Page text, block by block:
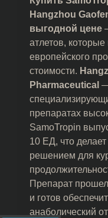
Hangzhou
выгодной цене
атлетов,
европейского
стоимости.
Pharmaceutical
препаратах
SamoTropin
10 ЕД, что
решением для
Препарат прошел
и готов
анаболический